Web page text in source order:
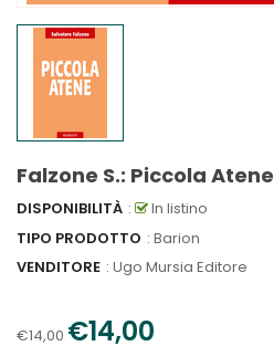
Falzone S.: Piccola Atene
DISPONIBILITÀ :
In listino
TIPO PRODOTTO : Barion
VENDITORE : Ugo Mursia Editore
€14,00 €14,00